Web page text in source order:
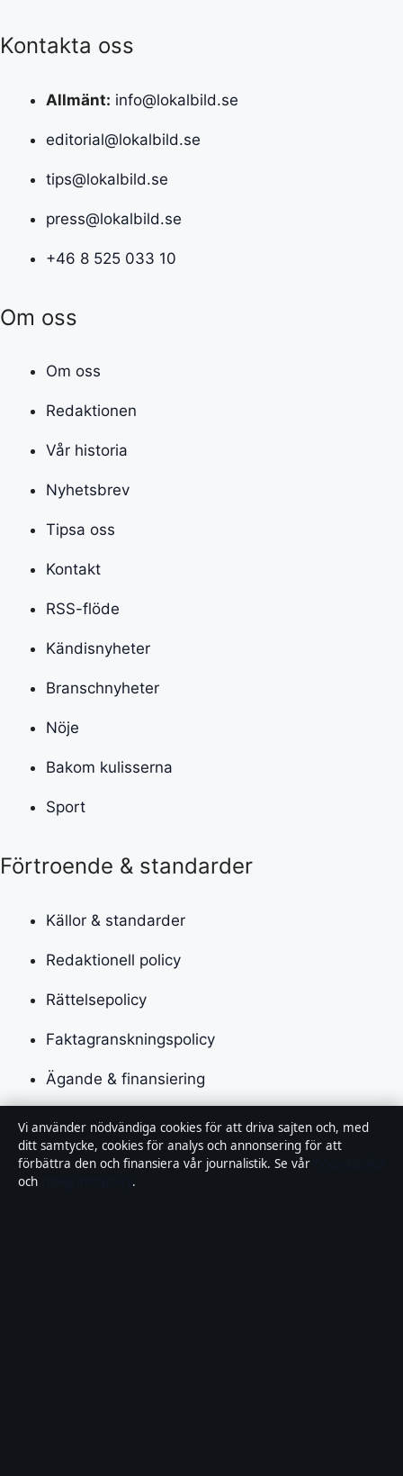
Kontakta oss
Allmänt: info@lokalbild.se
editorial@lokalbild.se
tips@lokalbild.se
press@lokalbild.se
+46 8 525 033 10
Om oss
Om oss
Redaktionen
Vår historia
Nyhetsbrev
Tipsa oss
Kontakt
RSS-flöde
Kändisnyheter
Branschnyheter
Nöje
Bakom kulisserna
Sport
Förtroende & standarder
Källor & standarder
Redaktionell policy
Rättelsepolicy
Faktagranskningspolicy
Ägande & finansiering
Integritetspolicy
Cookiepolicy
Vi använder nödvändiga cookies för att driva sajten och, med
ditt samtycke, cookies för analys och annonsering för att
förbättra den och finansiera vår journalistik. Se vår
och
.